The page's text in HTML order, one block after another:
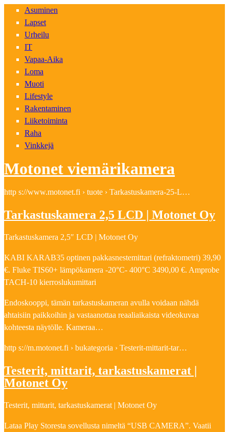
Asuminen
Lapset
Urheilu
IT
Vapaa-Aika
Loma
Muoti
Lifestyle
Rakentaminen
Liiketoiminta
Raha
Vinkkejä
Motonet viemärikamera
http s://www.motonet.fi › tuote › Tarkastuskamera-25-L…
Tarkastuskamera 2,5 LCD | Motonet Oy
Tarkastuskamera 2,5″ LCD | Motonet Oy
KABI KARAB35 optinen pakkasnestemittari (refraktometri) 39,90
€. Fluke TIS60+ lämpökamera -20°C- 400°C 3490,00 €. Amprobe
TACH-10 kierroslukumittari
Endoskooppi, tämän tarkastuskameran avulla voidaan nähdä
ahtaisiin paikkoihin ja vastaanottaa reaaliaikaista videokuvaa
kohteesta näytölle. Kameraa…
http s://m.motonet.fi › bukategoria › Testerit-mittarit-tar…
Testerit, mittarit, tarkastuskamerat |
Motonet Oy
Testerit, mittarit, tarkastuskamerat | Motonet Oy
Lataa Play Storesta sovellusta nimeltä “USB CAMERA”. Vaatii